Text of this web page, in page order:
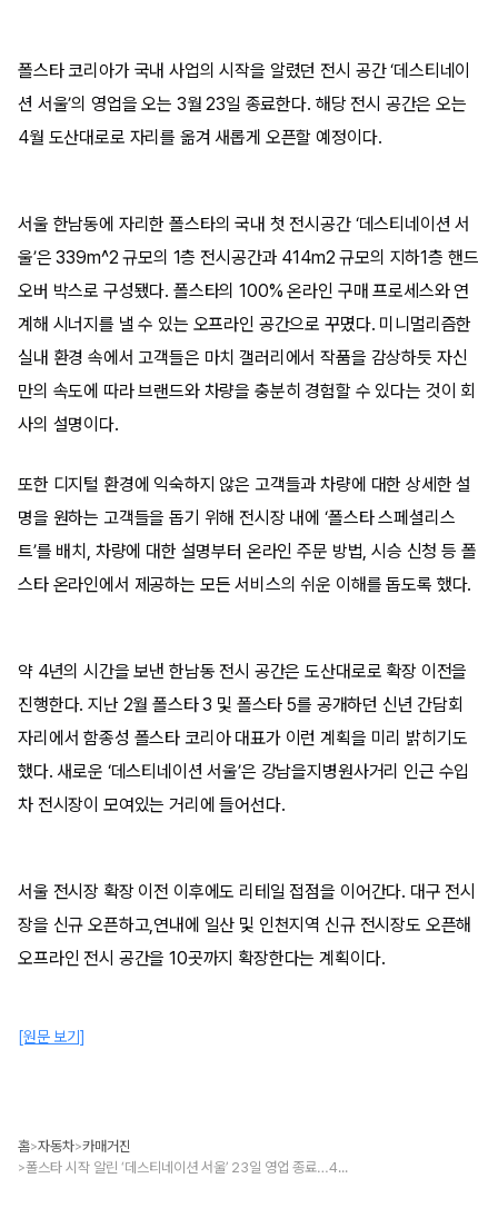
폴스타 코리아가 국내 사업의 시작을 알렸던 전시 공간 ‘데스티네이
션 서울’의 영업을 오는 3월 23일 종료한다. 해당 전시 공간은 오는
4월 도산대로로 자리를 옮겨 새롭게 오픈할 예정이다.
서울 한남동에 자리한 폴스타의 국내 첫 전시공간 ‘데스티네이션 서
울’은 339m^2 규모의 1층 전시공간과 414m2 규모의 지하1층 핸드
오버 박스로 구성됐다. 폴스타의 100% 온라인 구매 프로세스와 연
계해 시너지를 낼 수 있는 오프라인 공간으로 꾸몄다. 미니멀리즘한
실내 환경 속에서 고객들은 마치 갤러리에서 작품을 감상하듯 자신
만의 속도에 따라 브랜드와 차량을 충분히 경험할 수 있다는 것이 회
사의 설명이다.
또한 디지털 환경에 익숙하지 않은 고객들과 차량에 대한 상세한 설
명을 원하는 고객들을 돕기 위해 전시장 내에 ‘폴스타 스페셜리스
트’를 배치, 차량에 대한 설명부터 온라인 주문 방법, 시승 신청 등 폴
스타 온라인에서 제공하는 모든 서비스의 쉬운 이해를 돕도록 했다.
약 4년의 시간을 보낸 한남동 전시 공간은 도산대로로 확장 이전을
진행한다. 지난 2월 폴스타 3 및 폴스타 5를 공개하던 신년 간담회
자리에서 함종성 폴스타 코리아 대표가 이런 계획을 미리 밝히기도
했다. 새로운 ‘데스티네이션 서울’은 강남을지병원사거리 인근 수입
차 전시장이 모여있는 거리에 들어선다.
서울 전시장 확장 이전 이후에도 리테일 접점을 이어간다. 대구 전시
장을 신규 오픈하고,연내에 일산 및 인천지역 신규 전시장도 오픈해
오프라인 전시 공간을 10곳까지 확장한다는 계획이다.
[원문 보기]
홈>자동차>카매거진
> 폴스타 시작 알린 ‘데스티네이션 서울’ 23일 영업 종료…4월 도산대로 ‘확장 이전’